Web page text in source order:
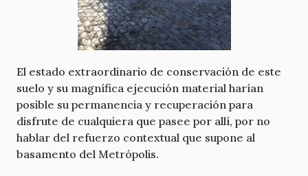
El estado extraordinario de conservación de este
suelo y su magnífica ejecución material harían
posible su permanencia y recuperación para
disfrute de cualquiera que pasee por allí, por no
hablar del refuerzo contextual que supone al
basamento del Metrópolis.